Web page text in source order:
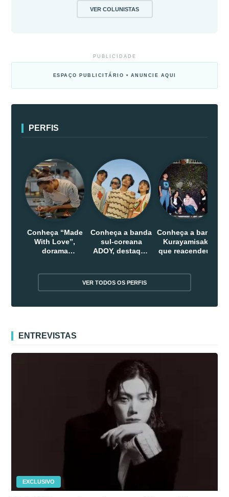
VER COLUNISTAS
PUBLICIDADE
ESPAÇO PUBLICITÁRIO • ANUNCIE AQUI
PERFIS
Conheça “Made
With Love”,
dorama
Conheça a banda
sul-coreana
ADOY, destaque
Conheça a banda
Kurayamisaka
que reacendeu o
VER TODOS OS PERFIS
ENTREVISTAS
EXCLUSIVO